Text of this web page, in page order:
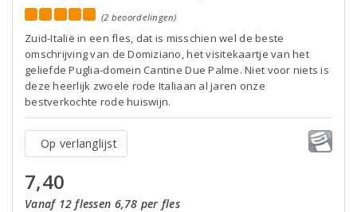
(2 beoordelingen)
Zuid-Italië in een fles, dat is misschien wel de beste
omschrijving van de Domiziano, het visitekaartje van het
geliefde Puglia-domein Cantine Due Palme. Niet voor niets is
deze heerlijk zwoele rode Italiaan al jaren onze
bestverkochte rode huiswijn.
Op verlanglijst
7,40
Vanaf 12 flessen 6,78 per fles